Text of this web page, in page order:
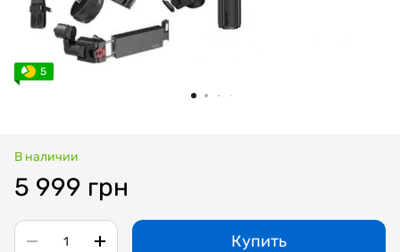
5
В наличии
5 999 грн
Купить